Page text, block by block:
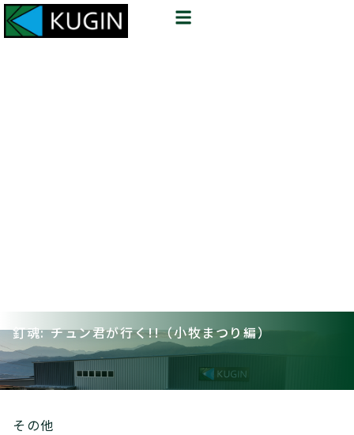
釘魂: チュン君が行く!!（小牧まつり編）
その他